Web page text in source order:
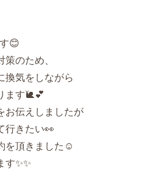
😊
のため、
換気をしながら
ます🐌💕
お伝えしましたが
行きたい👀
を頂きました☺️
✨✨